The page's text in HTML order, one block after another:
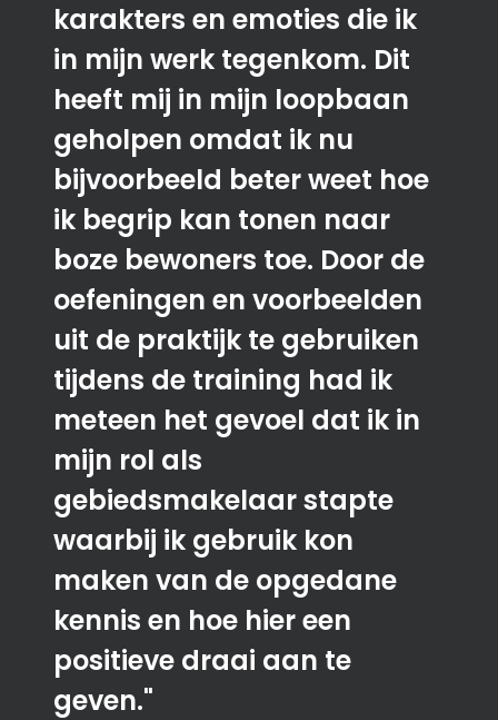
karakters en emoties die ik
in mijn werk tegenkom. Dit
heeft mij in mijn loopbaan
geholpen omdat ik nu
bijvoorbeeld beter weet hoe
ik begrip kan tonen naar
boze bewoners toe. Door de
oefeningen en voorbeelden
uit de praktijk te gebruiken
tijdens de training had ik
meteen het gevoel dat ik in
mijn rol als
gebiedsmakelaar stapte
waarbij ik gebruik kon
maken van de opgedane
kennis en hoe hier een
positieve draai aan te
geven."